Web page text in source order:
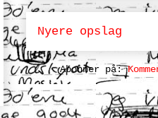
Nyere opslag
Abonner på: